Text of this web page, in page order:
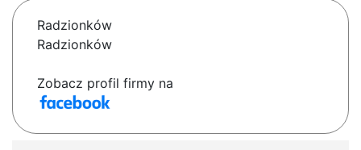
Radzionków
Radzionków
Zobacz profil firmy na